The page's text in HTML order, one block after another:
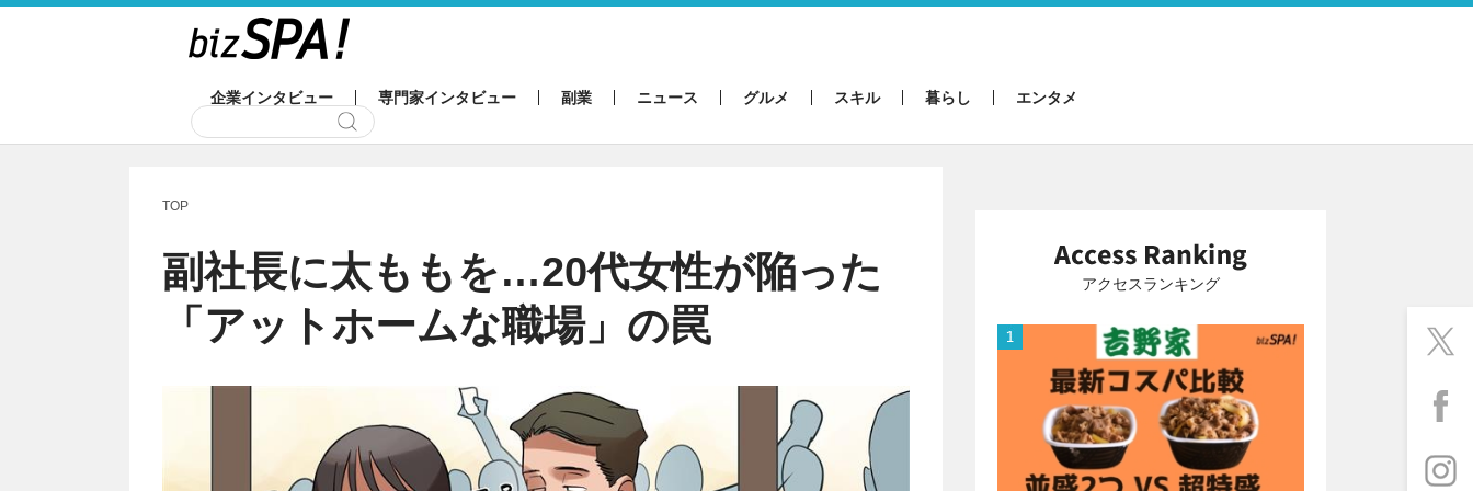
企業インタビュー 専門家インタビュー 副業 ニュース グルメ スキル 暮らし エンタメ
TOP
副社長に太ももを…20代女性が陥った
「アットホームな職場」の罠
アクセスランキング